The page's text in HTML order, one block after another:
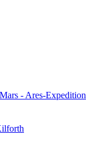
- Ares-Expedition